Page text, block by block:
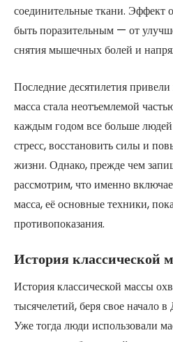
соединительные ткани. Эффект
быть поразительным — от
снятия мышечных болей и
Последние десятилетия
масса стала неотъемлемой
каждым годом все больше
стресс, восстановить силы и
жизни. Однако, прежде чем
рассмотрим, что именно
масса, её основные техники,
противопоказания.
История классической
История классической массы
тысячелетий, беря свое начало
Уже тогда люди использовали